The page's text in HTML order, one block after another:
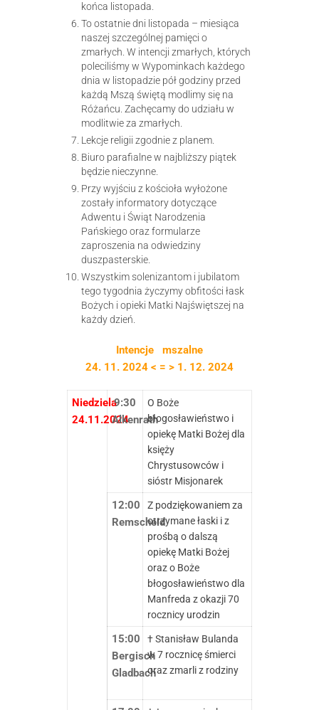
końca listopada.
To ostatnie dni listopada – miesiąca
naszej szczególnej pamięci o
zmarłych. W intencji zmarłych, których
poleciliśmy w Wypominkach każdego
dnia w listopadzie pół godziny przed
każdą Mszą świętą modlimy się na
Różańcu. Zachęcamy do udziału w
modlitwie za zmarłych.
Lekcje religii zgodnie z planem.
Biuro parafialne w najbliższy piątek
będzie nieczynne.
Przy wyjściu z kościoła wyłożone
zostały informatory dotyczące
Adwentu i Świąt Narodzenia
Pańskiego oraz formularze
zaproszenia na odwiedziny
duszpasterskie.
Wszystkim solenizantom i jubilatom
tego tygodnia życzymy obfitości łask
Bożych i opieki Matki Najświętszej na
każdy dzień.
Intencje mszalne
24. 11. 2024 < = > 1. 12. 2024
Niedziela
24.11.2024
9:30
Alkenrath
O Boże
błogosławieństwo i
opiekę Matki Bożej dla
księży
Chrystusowców i
sióstr Misjonarek
12:00
Remscheid
Z podziękowaniem za
otrzymane łaski i z
prośbą o dalszą
opiekę Matki Bożej
oraz o Boże
błogosławieństwo dla
Manfreda z okazji 70
rocznicy urodzin
15:00
Bergisch
Gladbach
† Stanisław Bulanda
w 7 rocznicę śmierci
oraz zmarli z rodziny